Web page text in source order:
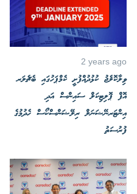
2 years ago
ވިލާކޮލެޖު ކުޅުދުއްފުށީ ކެމްޕަހުގައި ބެޗެލަރ
އޮފް ޕޮލިޓިކަލް ސައިންސް އަދި
އިންޓަރނޭޝަނަލް ރިލޭޝަންސްކޯސް ހެދުމުގެ
ފުރުސަތު